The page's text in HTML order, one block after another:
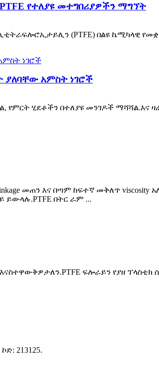
የተለያዩ መተግበሪያዎችን ማግኘት
(PTFE) በልዩ ኬሚካላዊ
ያለባቸው አምስት ነገሮች
የምርት ሂደቶችን በተለያዩ መንገዶች ማሻሻል.እና
መጠን እና በጣም ከፍተኛ መቅለጥ viscosity
በትር ራም ...
እናስተዋውቅዎታለን.PTFE ፍሎራይን የያዘ
213125.